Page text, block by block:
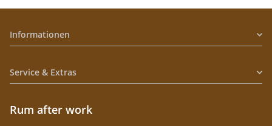
Informationen
Service & Extras
Rum after work